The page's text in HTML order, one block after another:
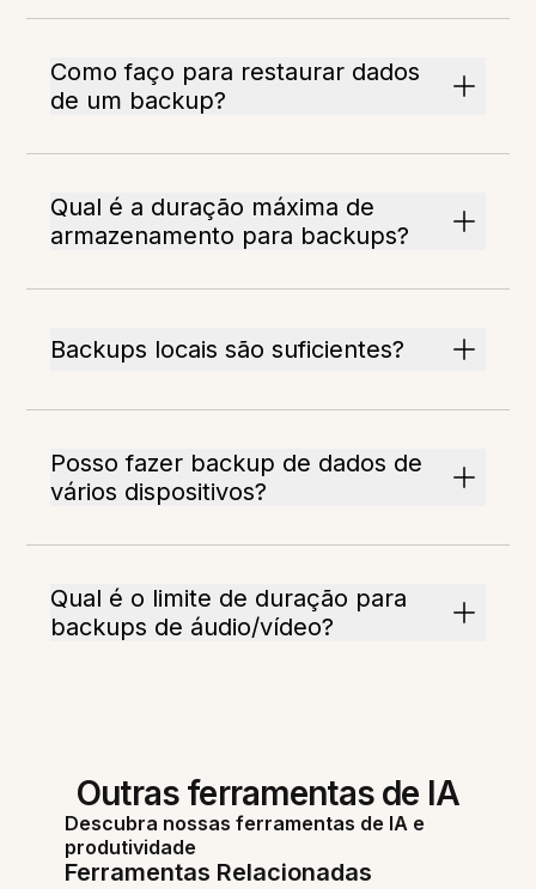
Como faço para restaurar dados
de um backup?
Qual é a duração máxima de
armazenamento para backups?
Backups locais são suficientes?
Posso fazer backup de dados de
vários dispositivos?
Qual é o limite de duração para
backups de áudio/vídeo?
Outras ferramentas de IA
Descubra nossas ferramentas de IA e
produtividade
Ferramentas Relacionadas